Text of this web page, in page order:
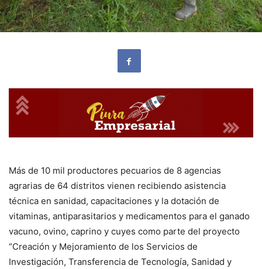
Más de 10 mil productores pecuarios de 8 agencias
agrarias de 64 distritos vienen recibiendo asistencia
técnica en sanidad, capacitaciones y la dotación de
vitaminas, antiparasitarios y medicamentos para el ganado
vacuno, ovino, caprino y cuyes como parte del proyecto
“Creación y Mejoramiento de los Servicios de
Investigación, Transferencia de Tecnología, Sanidad y